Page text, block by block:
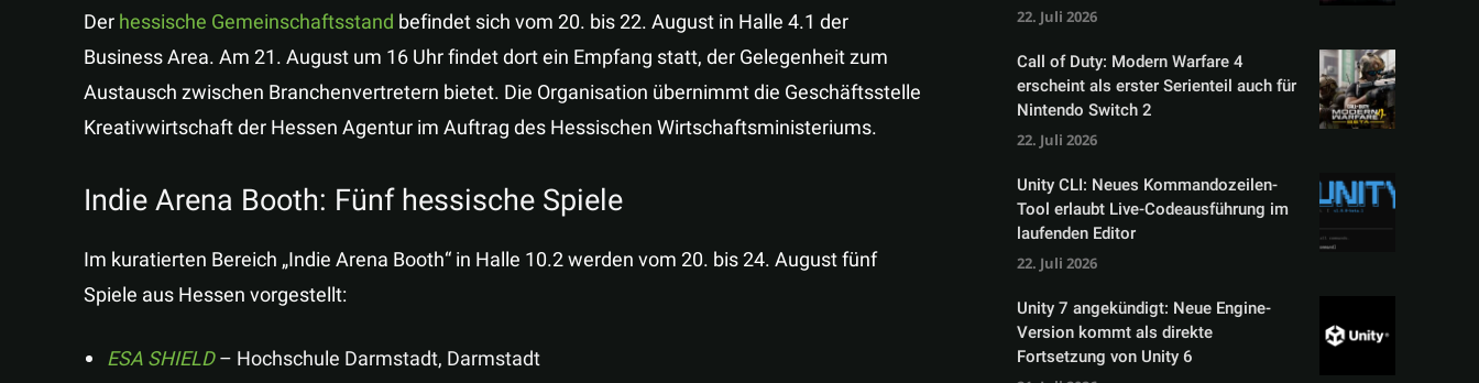
Derhessische Gemeinschaftsstand befindet sich vom 20. bis 22. August in Halle 4.1 der
Business Area. Am 21. August um 16 Uhr findet dort ein Empfang statt, der Gelegenheit zum
Austausch zwischen Branchenvertretern bietet. Die Organisation übernimmt die Geschäftsstelle
Kreativwirtschaft der Hessen Agentur im Auftrag des Hessischen Wirtschaftsministeriums.
Indie Arena Booth: Fünf hessische Spiele
Im kuratierten Bereich „Indie Arena Booth“ in Halle 10.2 werden vom 20. bis 24. August fünf
Spiele aus Hessen vorgestellt:
ESA SHIELD– Hochschule Darmstadt, Darmstadt
22. Juli 2026
Call of Duty: Modern Warfare 4
erscheint als erster Serienteil auch für
Nintendo Switch 2
22. Juli 2026
Unity CLI: Neues Kommandozeilen-
Tool erlaubt Live-Codeausführung im
laufenden Editor
22. Juli 2026
Unity 7 angekündigt: Neue Engine-
Version kommt als direkte
Fortsetzung von Unity 6